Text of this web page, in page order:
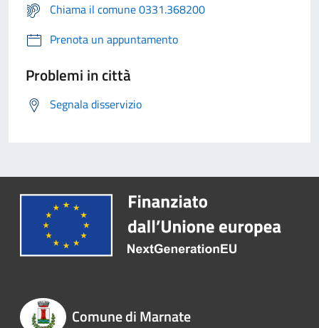
Chiama il comune 0331.368200
Prenota un appuntamento
Problemi in città
Segnala disservizio
Comune di Marnate